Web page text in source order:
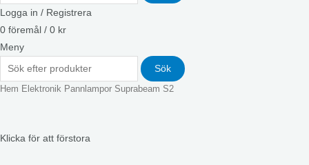
Logga in / Registrera
0 föremål / 0 kr
Meny
Sök
Hem Elektronik Pannlampor Suprabeam S2
Klicka för att förstora